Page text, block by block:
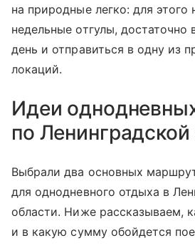
на природные легко: для этого
недельные отгулы, достаточно
день и отправиться в одну из
локаций.
Идеи
по
Выбрали два основных
для однодневного отдыха в
области. Ниже рассказываем,
и в какую сумму обойдется